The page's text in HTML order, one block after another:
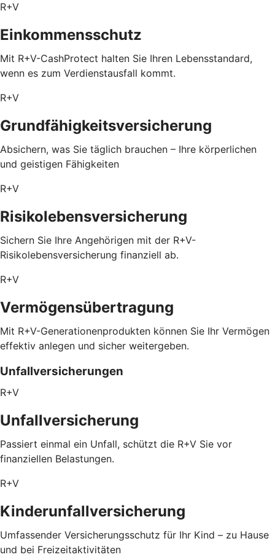
R+V
Einkommensschutz
Mit R+V-CashProtect halten Sie Ihren Lebensstandard,
wenn es zum Verdienstausfall kommt.
R+V
Grundfähigkeitsversicherung
Absichern, was Sie täglich brauchen – Ihre körperlichen
und geistigen Fähigkeiten
R+V
Risikolebensversicherung
Sichern Sie Ihre Angehörigen mit der R+V-
Risikolebensversicherung finanziell ab.
R+V
Vermögensübertragung
Mit R+V-Generationenprodukten können Sie Ihr Vermögen
effektiv anlegen und sicher weitergeben.
Unfallversicherungen
R+V
Unfallversicherung
Passiert einmal ein Unfall, schützt die R+V Sie vor
finanziellen Belastungen.
R+V
Kinderunfallversicherung
Umfassender Versicherungsschutz für Ihr Kind – zu Hause
und bei Freizeitaktivitäten